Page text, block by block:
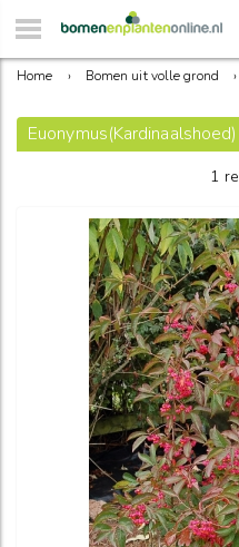
Home › Bomen uit volle grond ›
Euonymus(Kardinaalshoed)
1